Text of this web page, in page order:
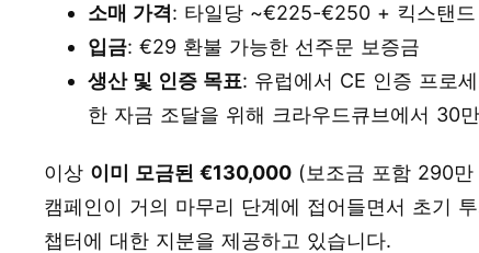
소매 가격: 타일당 ~€225-€250 + 킥스탠드
입금: €29 환불 가능한 선주문 보증금
생산 및 인증 목표: 유럽에서 CE 인증 프로
한 자금 조달을 위해 크라우드큐브에서 30
이상 이미 모금된 €130,000 (보조금 포함 290
캠페인이 거의 마무리 단계에 접어들면서 초기
챕터에 대한 지분을 제공하고 있습니다.